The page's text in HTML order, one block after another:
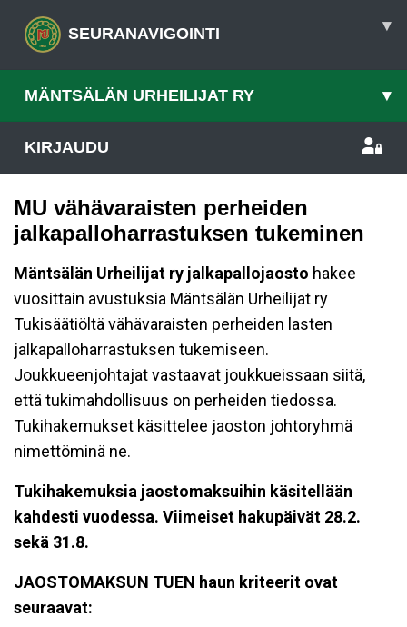
SEURANAVIGOINTI ▾
MÄNTSÄLÄN URHEILIJAT RY ▾
KIRJAUDU
MU vähävaraisten perheiden
jalkapalloharrastuksen tukeminen
Mäntsälän Urheilijat ry jalkapallojaosto hakee
vuosittain avustuksia Mäntsälän Urheilijat ry
Tukisäätiöltä vähävaraisten perheiden lasten
jalkapalloharrastuksen tukemiseen.
Joukkueenjohtajat vastaavat joukkueissaan siitä,
että tukimahdollisuus on perheiden tiedossa.
Tukihakemukset käsittelee jaoston johtoryhmä
nimettöminä ne.
Tukihakemuksia jaostomaksuihin käsitellään
kahdesti vuodessa. Viimeiset hakupäivät 28.2.
sekä 31.8.
JAOSTOMAKSUN TUEN haun kriteerit ovat
seuraavat: